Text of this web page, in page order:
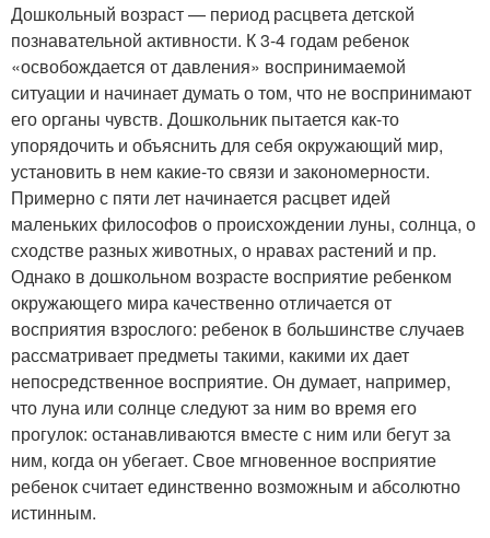
Дошкольный возраст — период расцвета детской
познавательной активности. К 3-4 годам ребенок
«освобождается от давления» воспринимаемой
ситуации и начинает думать о том, что не воспринимают
его органы чувств. Дошкольник пытается как-то
упорядочить и объяснить для себя окружающий мир,
установить в нем какие-то связи и закономерности.
Примерно с пяти лет начинается расцвет идей
маленьких философов о происхождении луны, солнца, о
сходстве разных животных, о нравах растений и пр.
Однако в дошкольном возрасте восприятие ребенком
окружающего мира качественно отличается от
восприятия взрослого: ребенок в большинстве случаев
рассматривает предметы такими, какими их дает
непосредственное восприятие. Он думает, например,
что луна или солнце следуют за ним во время его
прогулок: останавливаются вместе с ним или бегут за
ним, когда он убегает. Свое мгновенное восприятие
ребенок считает единственно возможным и абсолютно
истинным.